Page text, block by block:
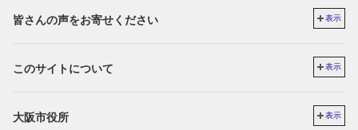
皆さんの声をお寄せください 表示
このサイトについて 表示
大阪市役所 表示